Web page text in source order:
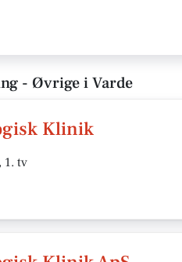
- Øvrige i Varde
Klinik
1. tv